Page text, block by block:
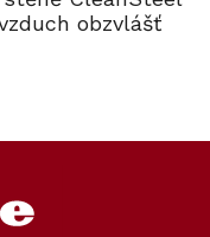
obzvlášť